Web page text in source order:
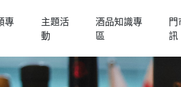
專
主題活
動
酒品知識專
區
門
訊